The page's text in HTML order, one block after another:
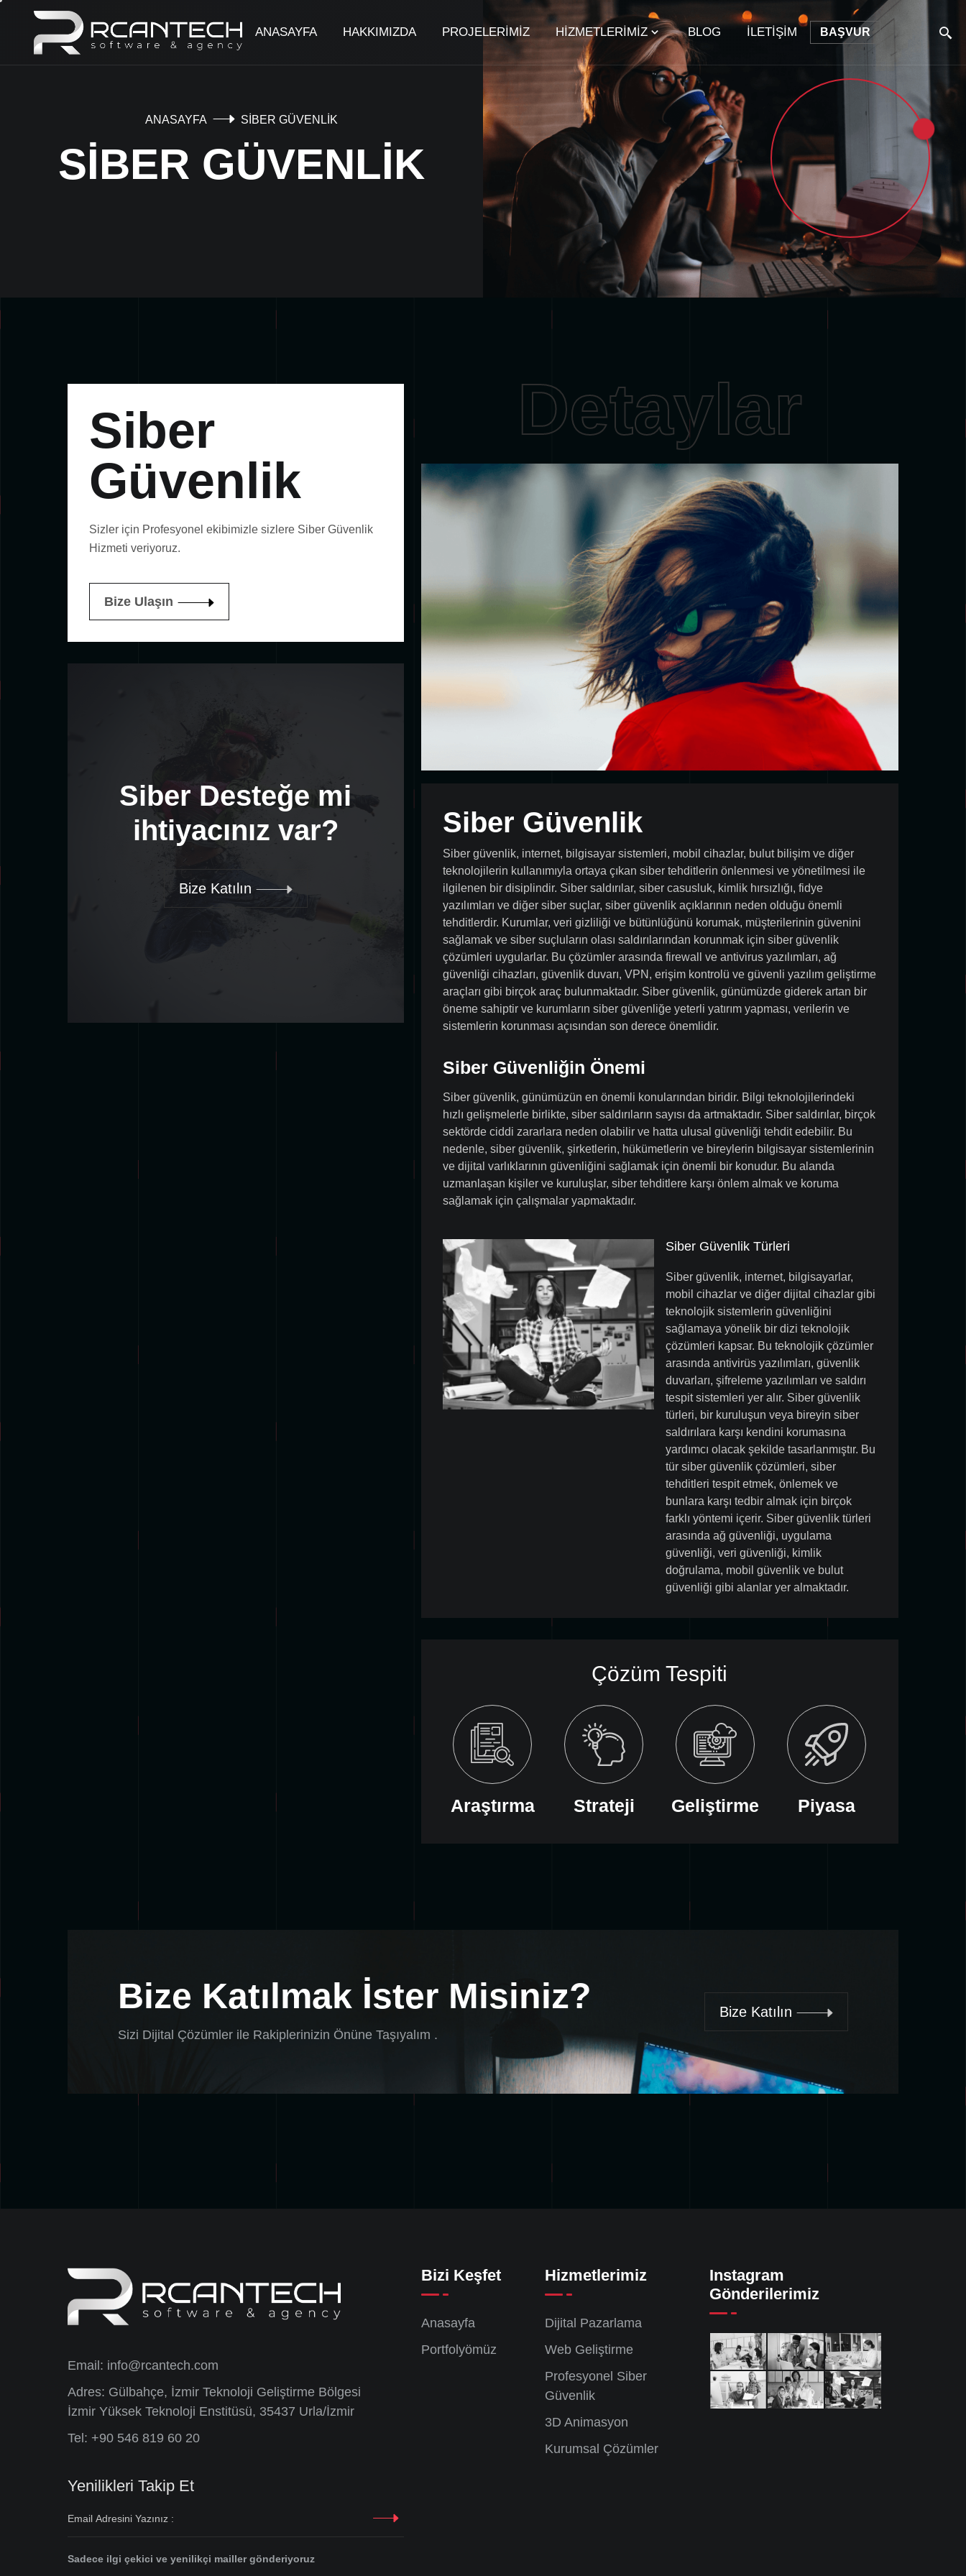
ANASAYFA HAKKIMIZDA PROJELERİMİZ HİZMETLERİMİZ BLOG İLETİŞİM BAŞVUR
ANASAYFA SİBER GÜVENLİK
SİBER GÜVENLİK
Siber
Güvenlik
Sizler için Profesyonel ekibimizle sizlere Siber Güvenlik
Hizmeti veriyoruz.
Bize Ulaşın
Siber Desteğe mi
ihtiyacınız var?
Bize Katılın
Detaylar
Siber Güvenlik
Siber güvenlik, internet, bilgisayar sistemleri, mobil cihazlar, bulut bilişim ve diğer
teknolojilerin kullanımıyla ortaya çıkan siber tehditlerin önlenmesi ve yönetilmesi ile
ilgilenen bir disiplindir. Siber saldırılar, siber casusluk, kimlik hırsızlığı, fidye
yazılımları ve diğer siber suçlar, siber güvenlik açıklarının neden olduğu önemli
tehditlerdir. Kurumlar, veri gizliliği ve bütünlüğünü korumak, müşterilerinin güvenini
sağlamak ve siber suçluların olası saldırılarından korunmak için siber güvenlik
çözümleri uygularlar. Bu çözümler arasında firewall ve antivirus yazılımları, ağ
güvenliği cihazları, güvenlik duvarı, VPN, erişim kontrolü ve güvenli yazılım geliştirme
araçları gibi birçok araç bulunmaktadır. Siber güvenlik, günümüzde giderek artan bir
öneme sahiptir ve kurumların siber güvenliğe yeterli yatırım yapması, verilerin ve
sistemlerin korunması açısından son derece önemlidir.
Siber Güvenliğin Önemi
Siber güvenlik, günümüzün en önemli konularından biridir. Bilgi teknolojilerindeki
hızlı gelişmelerle birlikte, siber saldırıların sayısı da artmaktadır. Siber saldırılar, birçok
sektörde ciddi zararlara neden olabilir ve hatta ulusal güvenliği tehdit edebilir. Bu
nedenle, siber güvenlik, şirketlerin, hükümetlerin ve bireylerin bilgisayar sistemlerinin
ve dijital varlıklarının güvenliğini sağlamak için önemli bir konudur. Bu alanda
uzmanlaşan kişiler ve kuruluşlar, siber tehditlere karşı önlem almak ve koruma
sağlamak için çalışmalar yapmaktadır.
Siber Güvenlik Türleri
Siber güvenlik, internet, bilgisayarlar,
mobil cihazlar ve diğer dijital cihazlar gibi
teknolojik sistemlerin güvenliğini
sağlamaya yönelik bir dizi teknolojik
çözümleri kapsar. Bu teknolojik çözümler
arasında antivirüs yazılımları, güvenlik
duvarları, şifreleme yazılımları ve saldırı
tespit sistemleri yer alır. Siber güvenlik
türleri, bir kuruluşun veya bireyin siber
saldırılara karşı kendini korumasına
yardımcı olacak şekilde tasarlanmıştır. Bu
tür siber güvenlik çözümleri, siber
tehditleri tespit etmek, önlemek ve
bunlara karşı tedbir almak için birçok
farklı yöntemi içerir. Siber güvenlik türleri
arasında ağ güvenliği, uygulama
güvenliği, veri güvenliği, kimlik
doğrulama, mobil güvenlik ve bulut
güvenliği gibi alanlar yer almaktadır.
Çözüm Tespiti
Araştırma Strateji Geliştirme Piyasa
Bize Katılmak İster Misiniz?
Sizi Dijital Çözümler ile Rakiplerinizin Önüne Taşıyalım .
Bize Katılın
Email: info@rcantech.com
Adres: Gülbahçe, İzmir Teknoloji Geliştirme Bölgesi
İzmir Yüksek Teknoloji Enstitüsü, 35437 Urla/İzmir
Tel: +90 546 819 60 20
Yenilikleri Takip Et
Sadece ilgi çekici ve yenilikçi mailler gönderiyoruz
Bizi Keşfet
Anasayfa
Portfolyömüz
Hizmetlerimiz
Dijital Pazarlama
Web Geliştirme
Profesyonel Siber
Güvenlik
3D Animasyon
Kurumsal Çözümler
Instagram
Gönderilerimiz